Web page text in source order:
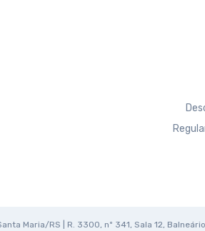
Maria/RS | R. 3300, nº 341, Sala 12, Balneário